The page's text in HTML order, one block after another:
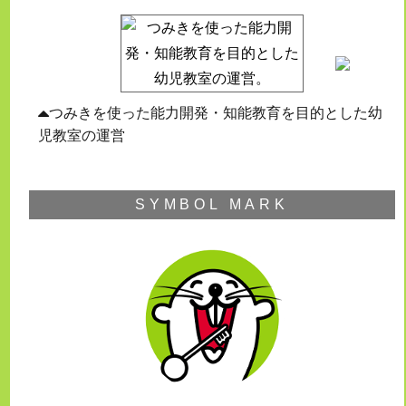
つみきを使った能力開発・知能教育を目的とした幼
児教室の運営
SYMBOL MARK